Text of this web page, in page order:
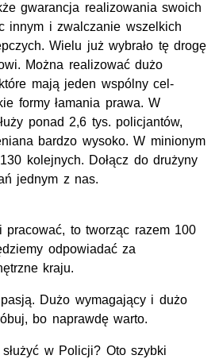
gwarancja realizowania swoich
innym i zwalczanie wszelkich
Wielu już wybrało tę drogę
Można realizować dużo
mają jeden wspólny cel-
formy łamania prawa. W
ponad 2,6 tys. policjantów,
bardzo wysoko. W minionym
kolejnych. Dołącz do drużyny
jednym z nas.
to tworząc razem 100
odpowiadać za
kraju.
Dużo wymagający i dużo
bo naprawdę warto.
w Policji? Oto szybki